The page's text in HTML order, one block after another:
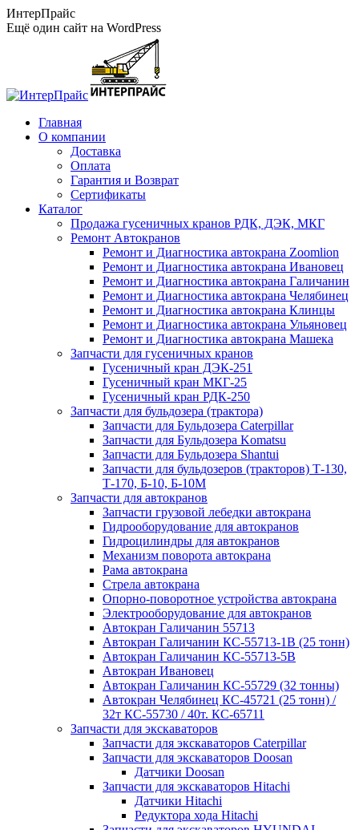
Перейти
к
ИнтерПрайс
Ещё один сайт на WordPress
Главная
О компании
Доставка
Оплата
Гарантия и Возврат
Сертификаты
Каталог
Продажа гусеничных кранов РДК, ДЭК, МКГ
Ремонт Автокранов
Ремонт и Диагностика автокрана Zoomlion
Ремонт и Диагностика автокрана Ивановец
Ремонт и Диагностика автокрана Галичанин
Ремонт и Диагностика автокрана Челябинец
Ремонт и Диагностика автокрана Клинцы
Ремонт и Диагностика автокрана Ульяновец
Ремонт и Диагностика автокрана Машека
Запчасти для гусеничных кранов
Гусеничный кран ДЭК-251
Гусеничный кран МКГ-25
Гусеничный кран РДК-250
Запчасти для бульдозера (трактора)
Запчасти для Бульдозера Caterpillar
Запчасти для Бульдозера Komatsu
Запчасти для Бульдозера Shantui
Запчасти для бульдозеров (тракторов) Т-130,
Т-170, Б-10, Б-10М
Запчасти для автокранов
Запчасти грузовой лебедки автокрана
Гидрооборудование для автокранов
Гидроцилиндры для автокранов
Механизм поворота автокрана
Рама автокрана
Стрела автокрана
Опорно-поворотное устройства автокрана
Электрооборудование для автокранов
Автокран Галичанин 55713
Автокран Галичанин КС-55713-1В (25 тонн)
Автокран Галичанин КС-55713-5В
Автокран Ивановец
Автокран Галичанин КС-55729 (32 тонны)
Автокран Челябинец КС-45721 (25 тонн) /
32т КС-55730 / 40т. КС-65711
Запчасти для экскаваторов
Запчасти для экскаваторов Caterpillar
Запчасти для экскаваторов Doosan
Датчики Doosan
Запчасти для экскаваторов Hitachi
Датчики Hitachi
Редуктора хода Hitachi